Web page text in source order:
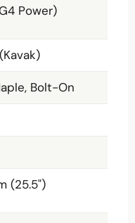
Power)
Bolt-On
(25.5")